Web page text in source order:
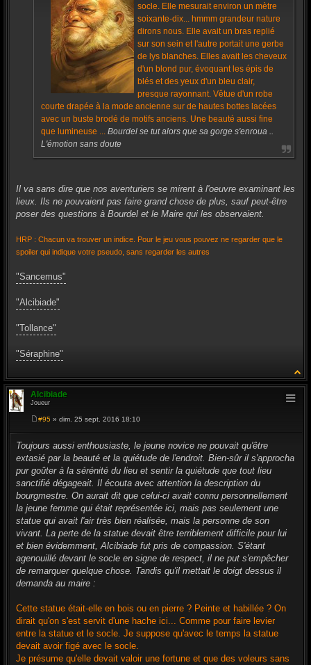
socle. Elle mesurait environ un mètre
soixante-dix... hmmm grandeur nature
dirons nous. Elle avait un bras replié
sur son sein et l'autre portait une gerbe
de lys blanches. Elles avait les cheveux
d'un blond pur, évoquant les épis de
blés et des yeux d'un bleu clair,
presque rayonnant. Vêtue d'un robe
courte drapée à la mode ancienne sur de hautes bottes lacées
avec un buste brodé de motifs anciens. Une beauté aussi fine
que lumineuse ...
Bourdel se tut alors que sa gorge s'enroua ..
L'émotion sans doute
Il va sans dire que nos aventuriers se mirent à l'oeuvre examinant les
lieux. Ils ne pouvaient pas faire grand chose de plus, sauf peut-être
poser des questions à Bourdel et le Maire qui les observaient.
HRP : Chacun va trouver un indice. Pour le jeu vous pouvez ne regarder que le
spoiler qui indique votre pseudo, sans regarder les autres
"Sancemus"
"Alcibiade"
"Tollance"
"Séraphine"
Alcibiade
Joueur
s
a
g
e
#95 » dim. 25 sept. 2016 18:10
Toujours aussi enthousiaste, le jeune novice ne pouvait qu'être
extasié par la beauté et la quiétude de l'endroit. Bien-sûr il s'approcha
pur goûter à la sérénité du lieu et sentir la quiétude que tout lieu
sanctifié dégageait. Il écouta avec attention la description du
bourgmestre. On aurait dit que celui-ci avait connu personnellement
la jeune femme qui était représentée ici, mais pas seulement une
statue qui avait l'air très bien réalisée, mais la personne de son
vivant. La perte de la statue devait être terriblement difficile pour lui
et bien évidemment, Alcibiade fut pris de compassion. S'étant
agenouillé devant le socle en signe de respect, il ne put s'empêcher
de remarquer quelque chose. Tandis qu'il mettait le doigt dessus il
demanda au maire :
Cette statue était-elle en bois ou en pierre ? Peinte et habillée ? On
dirait qu'on s'est servit d'une hache ici... Comme pour faire levier
entre la statue et le socle. Je suppose qu'avec le temps la statue
devait avoir figé avec le socle.
Je présume qu'elle devait valoir une fortune et que des voleurs sans